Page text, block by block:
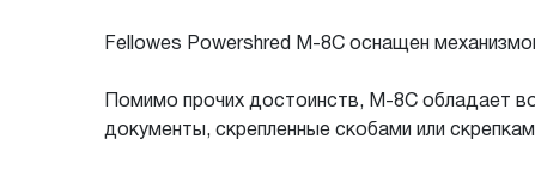
Fellowes Powershred M-8C оснащен
Помимо прочих достоинств, M-8C обладает
документы, скрепленные скобами или